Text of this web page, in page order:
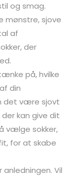
og smag.
mønstre, sjove
af
der
på, hvilke
din
det være sjovt
kan give dit
vælge sokker,
for at skabe
Vil